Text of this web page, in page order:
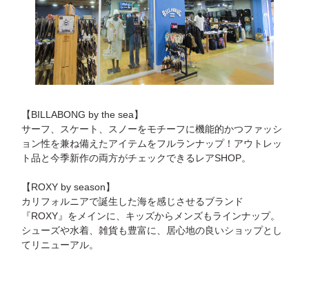
【BILLABONG by the sea】
サーフ、スケート、スノーをモチーフに機能的かつファッシ
ョン性を兼ね備えたアイテムをフルランナップ！アウトレッ
ト品と今季新作の両方がチェックできるレアSHOP。
【ROXY by season】
カリフォルニアで誕生した海を感じさせるブランド
『ROXY』をメインに、キッズからメンズもラインナップ。
シューズや水着、雑貨も豊富に、居心地の良いショップとし
てリニューアル。